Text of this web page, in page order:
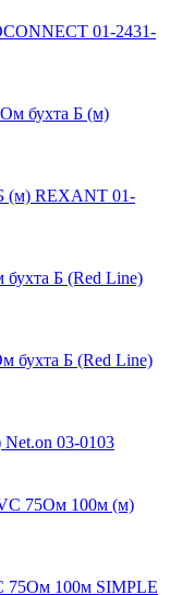
01-2431-
бухта Б (м)
(м) REXANT 01-
Б (Red Line)
бухта Б (Red Line)
03-0103
75Ом 100м (м)
75Ом 100м SIMPLE